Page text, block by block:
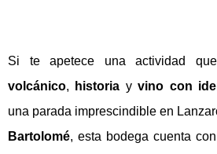
Si te apetece una actividad
volcánico, historia yvino con
una parada imprescindible en
Bartolomé, esta bodega cuenta con